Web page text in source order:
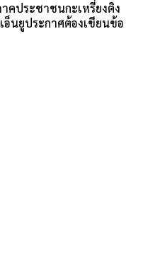
คประชาชนกะเหรี่ยงติง
อ็นยูประกาศต้องเขียนข้อ